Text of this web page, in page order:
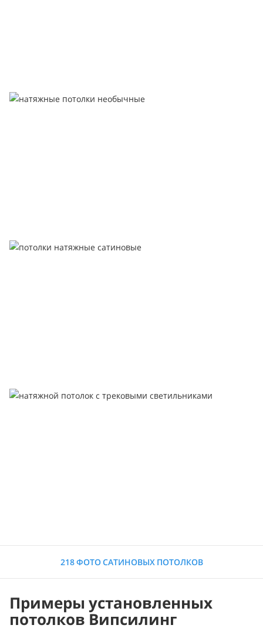
218 ФОТО САТИНОВЫХ ПОТОЛКОВ
Примеры установленных
потолков Випсилинг